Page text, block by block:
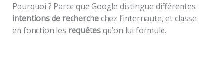
Pourquoi ? Parce que Google distingue différentes
intentions de recherchechez l’internaute, et classe
en fonction les requêtesqu’on lui formule.